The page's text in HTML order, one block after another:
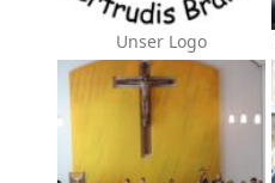
Unser Logo